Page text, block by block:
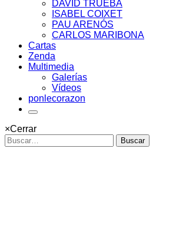
DAVID TRUEBA
ISABEL COIXET
PAU ARENÓS
CARLOS MARIBONA
Cartas
Zenda
Multimedia
Galerías
Vídeos
ponlecorazon
×Cerrar
Buscar